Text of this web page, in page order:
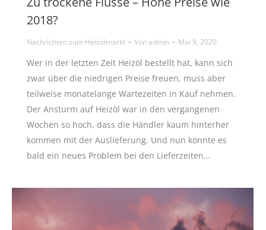
2018?
Nachrichten zum Heizölmarkt Vonadmin Mai 9, 2020
Wer in der letzten Zeit Heizöl bestellt hat, kann sich
zwar über die niedrigen Preise freuen, muss aber
teilweise monatelange Wartezeiten in Kauf nehmen.
Der Ansturm auf Heizöl war in den vergangenen
Wochen so hoch, dass die Händler kaum hinterher
kommen mit der Auslieferung. Und nun könnte es
bald ein neues Problem bei den Lieferzeiten…